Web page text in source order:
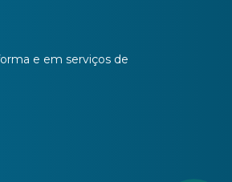
e em serviços de